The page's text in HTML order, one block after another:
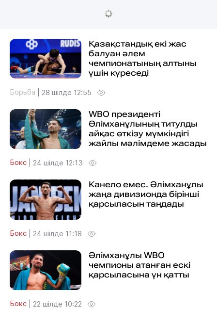
Қазақстандық екі жас
балуан әлем
чемпионатының алтыны
үшін күреседі
Борьба 28 шілде 12:55
WBO президенті
Әлімханұлының титулды
айқас өткізу мүмкіндігі
жайлы мәлімдеме жасады
Бокс 24 шілде 12:13
Канело емес. Әлімханұлы
жаңа дивизионда бірінші
қарсыласын таңдады
Бокс 24 шілде 11:18
Әлімханұлы WBO
чемпионы атанған ескі
қарсыласына үн қатты
Бокс 22 шілде 10:22